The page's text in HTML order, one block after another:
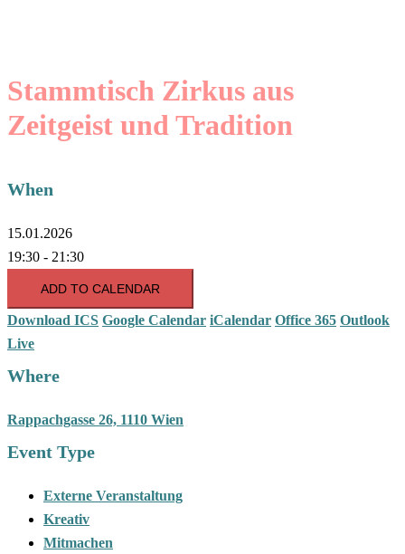
Stammtisch Zirkus aus
Zeitgeist und Tradition
When
15.01.2026
19:30 - 21:30
ADD TO CALENDAR
Download ICS Google Calendar iCalendar Office 365 Outlook
Live
Where
Rappachgasse 26, 1110 Wien
Event Type
Externe Veranstaltung
Kreativ
Mitmachen